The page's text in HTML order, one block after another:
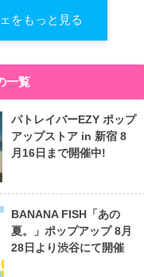
をもっと見る
一覧
パトレイバーEZY ポップ
アップストア in 新宿 8
月16日まで開催中!
BANANA FISH「あの
夏。」ポップアップ 8月
28日より渋谷にて開催